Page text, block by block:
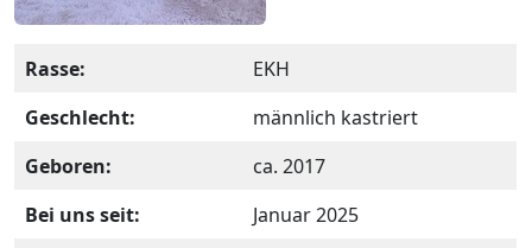
Rasse:
EKH
Geschlecht:
männlich kastriert
Geboren:
ca. 2017
Bei uns seit:
Januar 2025